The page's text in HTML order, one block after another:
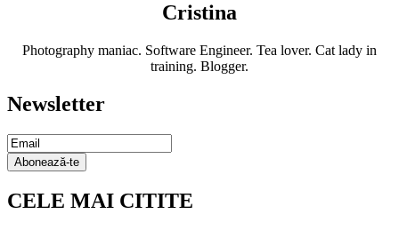
Cristina
Photography maniac. Software Engineer. Tea lover. Cat lady in
training. Blogger.
Newsletter
Email
Subscription
Abonează-te
CELE MAI CITITE